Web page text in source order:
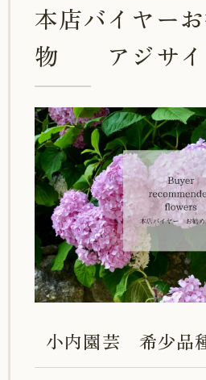
本店バイヤー
物 アジサ
小内園芸 希少品